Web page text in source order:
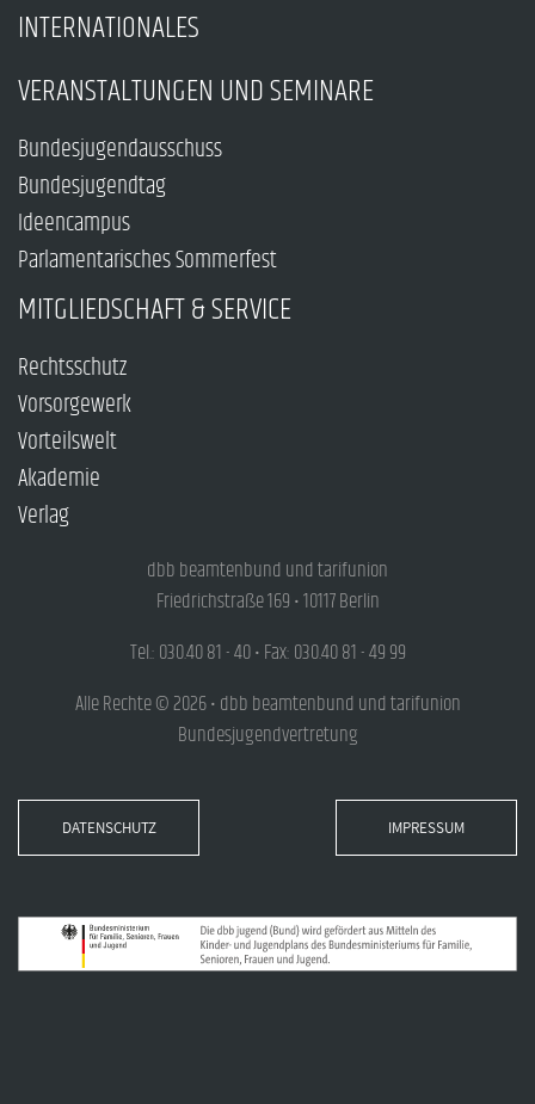
INTERNATIONALES
VERANSTALTUNGEN UND SEMINARE
Bundesjugendausschuss
Bundesjugendtag
Ideencampus
Parlamentarisches Sommerfest
MITGLIEDSCHAFT & SERVICE
Rechtsschutz
Vorsorgewerk
Vorteilswelt
Akademie
Verlag
dbb beamtenbund und tarifunion
Friedrichstraße 169 • 10117 Berlin
Tel.: 030.40 81 - 40 • Fax: 030.40 81 - 49 99
Alle Rechte © 2026 • dbb beamtenbund und tarifunion
Bundesjugendvertretung
DATENSCHUTZ IMPRESSUM